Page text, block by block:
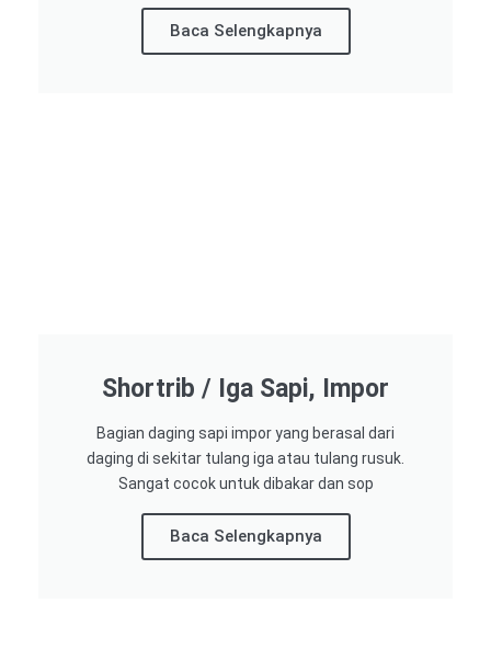
Baca Selengkapnya
Shortrib / Iga Sapi, Impor
Bagian daging sapi impor yang berasal dari
daging di sekitar tulang iga atau tulang rusuk.
Sangat cocok untuk dibakar dan sop
Baca Selengkapnya